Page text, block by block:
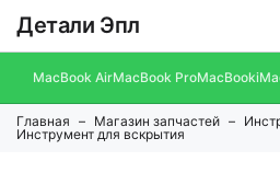
Детали Эпл
MacBook AirMacBook ProMacBook
Главная Магазин запчастей
Инструмент для вскрытия